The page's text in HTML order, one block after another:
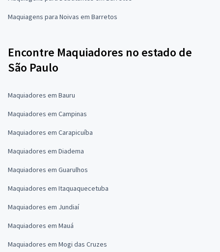
Maquiagens para Noivas em Barretos
Encontre Maquiadores no estado de
São Paulo
Maquiadores em Bauru
Maquiadores em Campinas
Maquiadores em Carapicuíba
Maquiadores em Diadema
Maquiadores em Guarulhos
Maquiadores em Itaquaquecetuba
Maquiadores em Jundiaí
Maquiadores em Mauá
Maquiadores em Mogi das Cruzes